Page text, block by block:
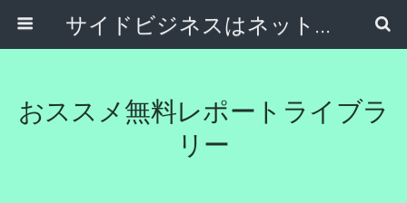
サイドビジネスはネットで稼ぐ～サラリーマンが副業から独立起業する方法～
おススメ無料レポートライブラ
リー